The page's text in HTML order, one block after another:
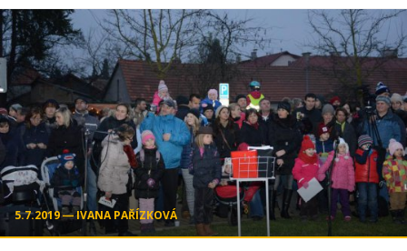
5.7.2019 ― IVANA PAŘÍZKOVÁ